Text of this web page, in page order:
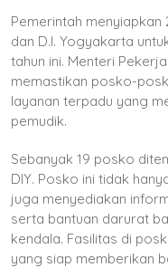
Pemerintah
dan D.I. Yogyakarta
tahun ini. Menteri
memastikan posko-
layanan terpadu yang
pemudik.
Sebanyak 19 posko
DIY. Posko ini tidak
juga menyediakan
serta bantuan darurat
kendala. Fasilitas di
yang siap memberikan